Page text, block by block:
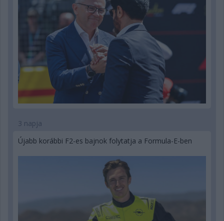
3 napja
Újabb korábbi F2-es bajnok folytatja a Formula-E-ben